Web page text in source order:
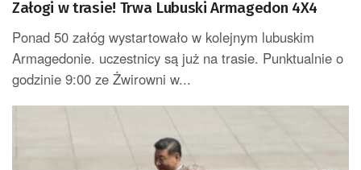
Załogi w trasie! Trwa Lubuski Armagedon 4X4
Ponad 50 załóg wystartowało w kolejnym lubuskim
Armagedonie. uczestnicy są już na trasie. Punktualnie o
godzinie 9:00 ze Żwirowni w...